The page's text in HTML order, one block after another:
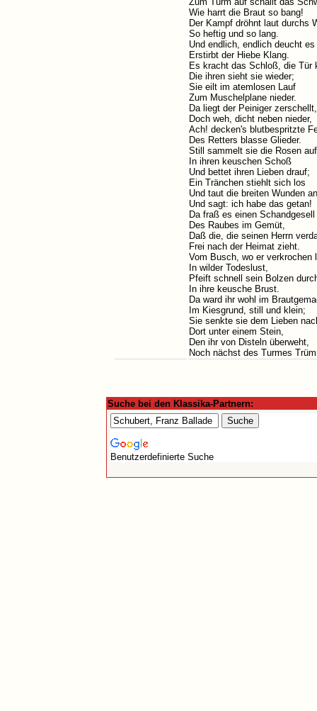
Wie harrt die Braut so bang!
Der Kampf dröhnt laut durchs
So heftig und so lang.
Und endlich, endlich deucht es
Erstirbt der Hiebe Klang.
Es kracht das Schloß, die Tür
Die ihren sieht sie wieder;
Sie eilt im atemlosen Lauf
Zum Muschelplane nieder.
Da liegt der Peiniger zerschellt,
Doch weh, dicht neben nieder,
Ach! decken's blutbespritzte
Des Retters blasse Glieder.
Still sammelt sie die Rosen auf
In ihren keuschen Schoß
Und bettet ihren Lieben drauf;
Ein Tränchen stiehlt sich los
Und taut die breiten Wunden an
Und sagt: ich habe das getan!
Da fraß es einen Schandgesell
Des Raubes im Gemüt,
Daß die, die seinen Herrn
Frei nach der Heimat zieht.
Vom Busch, wo er verkrochen
In wilder Todeslust,
Pfeift schnell sein Bolzen
In ihre keusche Brust.
Da ward ihr wohl im
Im Kiesgrund, still und klein;
Sie senkte sie dem Lieben
Dort unter einem Stein,
Den ihr von Disteln überweht,
Noch nächst des Turmes
Suche bei den Klassika-Partnern:
Benutzerdefinierte Suche